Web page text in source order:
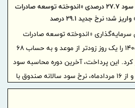
آخرین سود ۲۷.۷ درصدی «اندوخته توسعه صادرات
شد؛ نرخ جدید ۲۹.۱ درصد
«اندوخته توسعه صادرات
آرمانی» سود دوره مردادماه ۱۴۰۵ را یک روز زودتر از موعد و به حساب ۶۸
واریز کرد. این پرداخت، آخرین دوره محاسبه سود
با نرخ سالانه ۲۷.۷ درصد بود و از ۱۶ مردادماه، نرخ سود سالانه صندوق با